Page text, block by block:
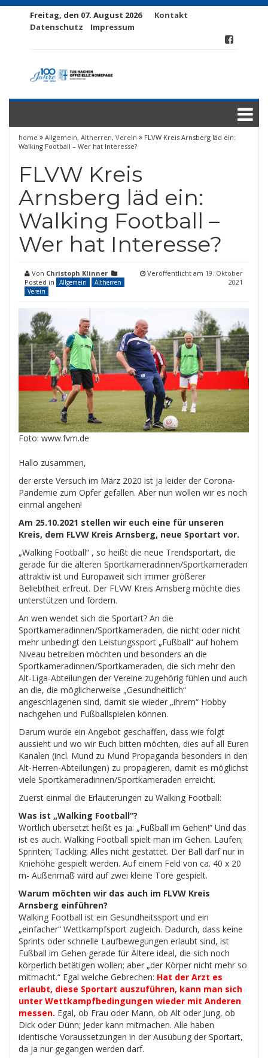
Freitag, den 07. August 2026
Kontakt
Datenschutz
Impressum
home Allgemein, Altherren, Verein
FLVW Kreis Arnsberg läd ein:
Walking Football – Wer hat Interesse?
FLVW Kreis
Arnsberg läd ein:
Walking Football –
Wer hat Interesse?
Von Christoph Klinner
Posted in
Allgemein
Altherren
Verein
Veröffentlicht am 19. Oktober
2021
Foto: www.fvm.de
Hallo zusammen,
der erste Versuch im März 2020 ist ja leider der Corona-
Pandemie zum Opfer gefallen. Aber nun wollen wir es noch
einmal angehen!
Am 25.10.2021 stellen wir euch eine für unseren
Kreis, dem FLVW Kreis Arnsberg, neue Sportart vor.
„Walking Football“ , so heißt die neue Trendsportart, die
gerade für die älteren Sportkameradinnen/Sportkameraden
attraktiv ist und Europaweit sich immer größerer
Beliebtheit erfreut. Der FLVW Kreis Arnsberg möchte dies
unterstützen und fördern.
An wen wendet sich die Sportart? An die
Sportkameradinnen/Sportkameraden, die nicht oder nicht
mehr unbedingt den Leistungssport „Fußball“ auf hohem
Niveau betreiben möchten und besonders an die
Sportkameradinnen/Sportkameraden, die sich mehr den
Alt-Liga-Abteilungen der Vereine zugehörig fühlen und auch
an die, die möglicherweise „Gesundheitlich“
angeschlagenen sind, damit sie wieder „ihrem“ Hobby
nachgehen und Fußballspielen können.
Darum wurde ein Angebot geschaffen, dass wie folgt
aussieht und wo wir Euch bitten möchten, dies auf all Euren
Kanälen (incl. Mund zu Mund Propaganda besonders in den
Alt-Herren-Abteilungen) zu propagieren, damit es möglichst
viele Sportkameradinnen/Sportkameraden erreicht.
Zuerst einmal die Erläuterungen zu Walking Football:
Was ist „Walking Football“?
Wörtlich übersetzt heißt es ja: „Fußball im Gehen!“ Und das
ist es auch. Walking Football spielt man im Gehen. Laufen;
Sprinten; Tackling; Alles nicht gestattet. Der Ball darf nur in
Kniehöhe gespielt werden. Auf einem Feld von ca. 40 x 20
m- Außenmaß wird auf zwei kleine Tore gespielt.
Warum möchten wir das auch im FLVW Kreis
Arnsberg einführen?
Walking Football ist ein Gesundheitssport und ein
„einfacher“ Wettkampfsport zugleich. Dadurch, dass keine
Sprints oder schnelle Laufbewegungen erlaubt sind, ist
Fußball im Gehen gerade für Ältere ideal, die sich noch
körperlich betätigen wollen; aber „der Körper nicht mehr so
mitmacht.“ Egal welche Gebrechen: Hat der Arzt es
erlaubt, diese Sportart auszuführen, kann man sich
unter Wettkampfbedingungen wieder mit Anderen
messen. Egal, ob Frau oder Mann, ob Alt oder Jung, ob
Dick oder Dünn; Jeder kann mitmachen. Alle haben
identische Voraussetzungen in der Ausübung der Sportart,
da ja nur gegangen werden darf.